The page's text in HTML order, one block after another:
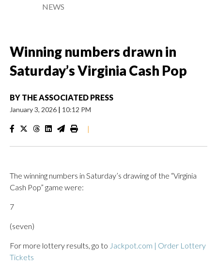
NEWS
Winning numbers drawn in
Saturday’s Virginia Cash Pop
BY THE ASSOCIATED PRESS
January 3, 2026 | 10:12 PM
|
The winning numbers in Saturday’s drawing of the “Virginia
Cash Pop” game were:
7
(seven)
For more lottery results, go to Jackpot.com | Order Lottery
Tickets